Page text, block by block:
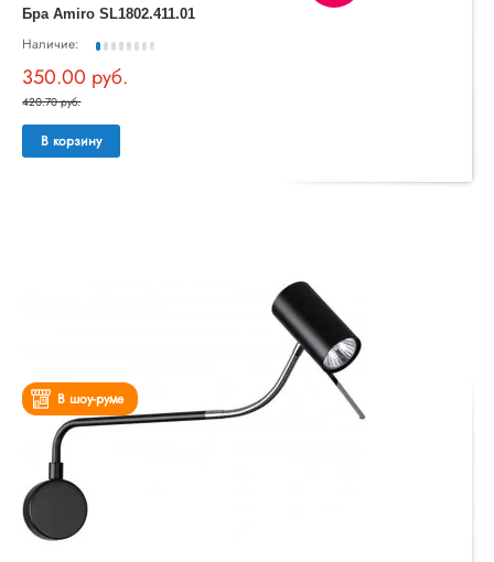
Бра Amiro SL1802.411.01
Наличие:
350.00 руб.
420.70 руб.
В корзину
В шоу-руме